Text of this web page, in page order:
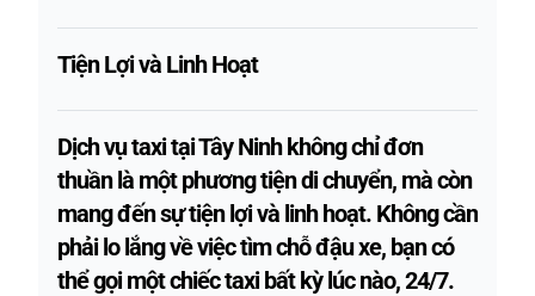
Tiện Lợi và Linh Hoạt
Dịch vụ taxi tại Tây Ninh không chỉ đơn
thuần là một phương tiện di chuyển, mà còn
mang đến sự tiện lợi và linh hoạt. Không cần
phải lo lắng về việc tìm chỗ đậu xe, bạn có
thể gọi một chiếc taxi bất kỳ lúc nào, 24/7.